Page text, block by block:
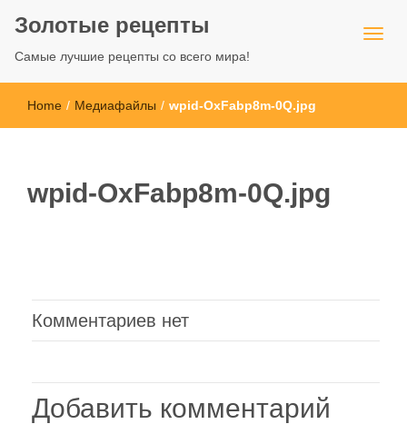
Золотые рецепты
Самые лучшие рецепты со всего мира!
Home / Медиафайлы / wpid-OxFabp8m-0Q.jpg
wpid-OxFabp8m-0Q.jpg
Комментариев нет
Добавить комментарий